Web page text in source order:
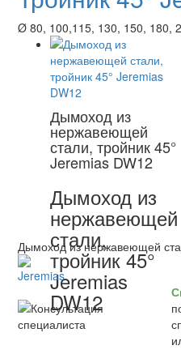
Ø 80, 100,115, 130, 150, 180,
Дымоход из
нержавеющей
стали, тройник 45°
Jeremias DW12
Дымоход из
нержавеющей
стали,
тройник 45°
Jeremias
DW12
Дымоход из нержавеющей